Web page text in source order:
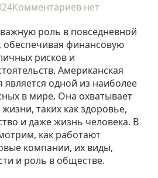
Комментариев нет
роль в повседневной
финансовую
рисков и
Американская
является одной из наиболее
в мире. Она охватывает
таких как здоровье,
и даже жизнь человека. В
как работают
компании, их виды,
и роль в обществе.